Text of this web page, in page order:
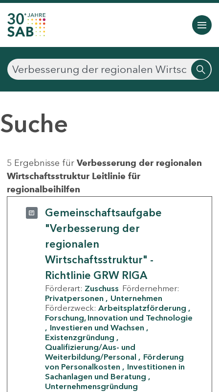
Suche
5 Ergebnisse für Verbesserung der regionalen
Wirtschaftsstruktur Leitlinie für
regionalbeihilfen
Gemeinschaftsaufgabe
"Verbesserung der
regionalen
Wirtschaftsstruktur" -
Richtlinie GRW RIGA
Förderart: Zuschuss Fördernehmer:
Privatpersonen
Unternehmen
Förderzweck: Arbeitsplatzförderung
Forschung, Innovation und Technologie
Investieren und Wachsen
Existenzgründung
Qualifizierung/Aus- und
Weiterbildung/Personal
Förderung
von Personalkosten
Investitionen in
Sachanlagen und Beratung
Unternehmensgründung